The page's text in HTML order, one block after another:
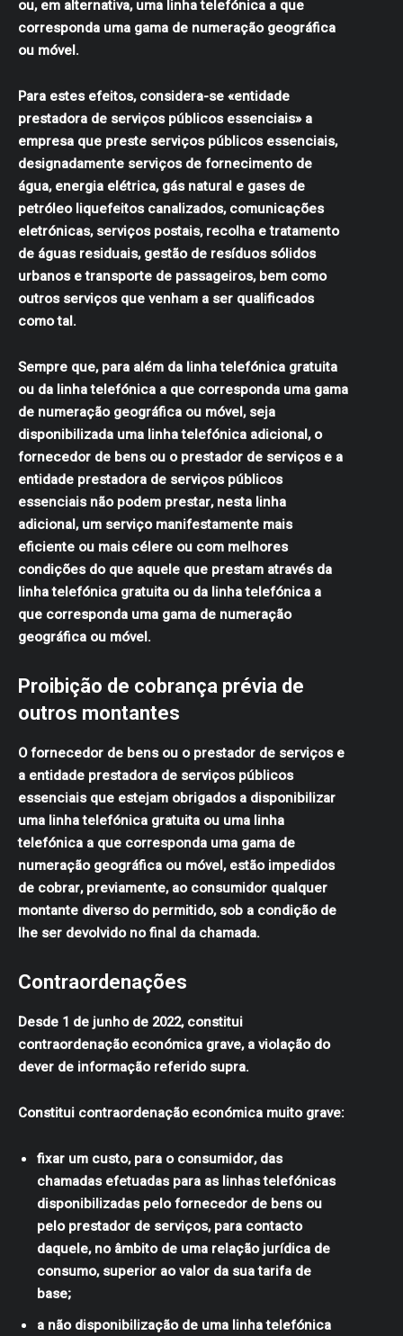
ou, em alternativa, uma linha telefónica a que
corresponda uma gama de numeração geográfica
ou móvel.
Para estes efeitos, considera-se «entidade
prestadora de serviços públicos essenciais» a
empresa que preste serviços públicos essenciais,
designadamente serviços de fornecimento de
água, energia elétrica, gás natural e gases de
petróleo liquefeitos canalizados, comunicações
eletrónicas, serviços postais, recolha e tratamento
de águas residuais, gestão de resíduos sólidos
urbanos e transporte de passageiros, bem como
outros serviços que venham a ser qualificados
como tal.
Sempre que, para além da linha telefónica gratuita
ou da linha telefónica a que corresponda uma gama
de numeração geográfica ou móvel, seja
disponibilizada uma linha telefónica adicional, o
fornecedor de bens ou o prestador de serviços e a
entidade prestadora de serviços públicos
essenciais não podem prestar, nesta linha
adicional, um serviço manifestamente mais
eficiente ou mais célere ou com melhores
condições do que aquele que prestam através da
linha telefónica gratuita ou da linha telefónica a
que corresponda uma gama de numeração
geográfica ou móvel.
Proibição de cobrança prévia de
outros montantes
O fornecedor de bens ou o prestador de serviços e
a entidade prestadora de serviços públicos
essenciais que estejam obrigados a disponibilizar
uma linha telefónica gratuita ou uma linha
telefónica a que corresponda uma gama de
numeração geográfica ou móvel, estão impedidos
de cobrar, previamente, ao consumidor qualquer
montante diverso do permitido, sob a condição de
lhe ser devolvido no final da chamada.
Contraordenações
Desde 1 de junho de 2022, constitui
contraordenação económica grave, a violação do
dever de informação referido supra.
Constitui contraordenação económica muito grave:
fixar um custo, para o consumidor, das
chamadas efetuadas para as linhas telefónicas
disponibilizadas pelo fornecedor de bens ou
pelo prestador de serviços, para contacto
daquele, no âmbito de uma relação jurídica de
consumo, superior ao valor da sua tarifa de
base;
a não disponibilização de uma linha telefónica